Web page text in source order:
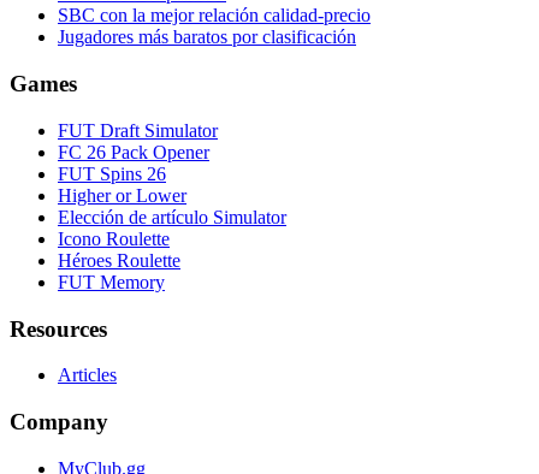
SBC con la mejor relación calidad-precio
Jugadores más baratos por clasificación
Games
FUT Draft Simulator
FC 26 Pack Opener
FUT Spins 26
Higher or Lower
Elección de artículo Simulator
Icono Roulette
Héroes Roulette
FUT Memory
Resources
Articles
Company
MyClub.gg